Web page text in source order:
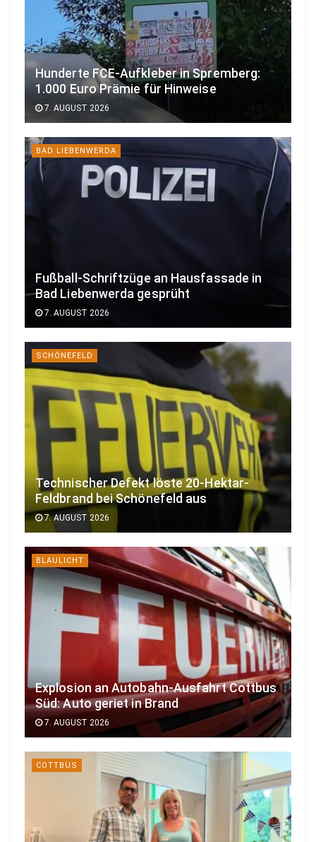
Hunderte FCE-Aufkleber in Spremberg:
1.000 Euro Prämie für Hinweise
7. AUGUST 2026
BAD LIEBENWERDA
Fußball-Schriftzüge an Hausfassade in
Bad Liebenwerda gesprüht
7. AUGUST 2026
SCHÖNEFELD
Technischer Defekt löste 20-Hektar-
Feldbrand bei Schönefeld aus
7. AUGUST 2026
BLAULICHT
Explosion an Autobahn-Ausfahrt Cottbus
Süd: Auto geriet in Brand
7. AUGUST 2026
COTTBUS